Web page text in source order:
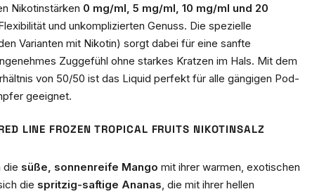
Nikotinstärken 0 mg/ml, 5 mg/ml, 10 mg/ml und 20
und unkomplizierten Genuss. Die spezielle
Varianten mit Nikotin) sorgt dabei für eine sanfte
Zuggefühl ohne starkes Kratzen im Hals. Mit dem
von 50/50 ist das Liquid perfekt für alle gängigen Pod-
geeignet.
LINE FROZEN TROPICAL FRUITS NIKOTINSALZ
die süße, sonnenreife Mango mit ihrer warmen, exotischen
die spritzig-saftige Ananas , die mit ihrer hellen